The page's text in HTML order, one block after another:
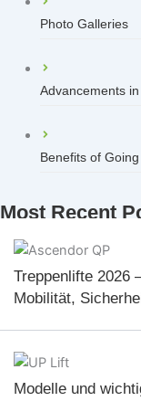
Photo Galleries
Advancements
Benefits of
Most Recent
Treppenlifte 2026
Mobilität,
Modelle und